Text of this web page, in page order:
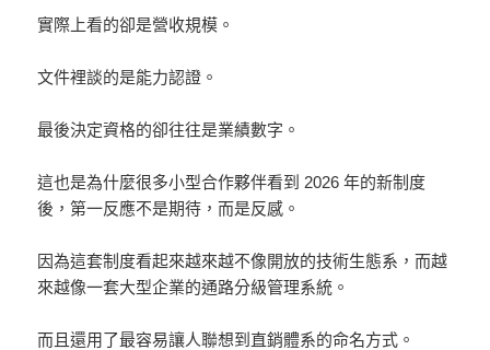
實際上看的卻是營收規模。
文件裡談的是能力認證。
最後決定資格的卻往往是業績數字。
這也是為什麼很多小型合作夥伴看到 2026 年的新制度
後，第一反應不是期待，而是反感。
因為這套制度看起來越來越不像開放的技術生態系，而越
來越像一套大型企業的通路分級管理系統。
而且還用了最容易讓人聯想到直銷體系的命名方式。